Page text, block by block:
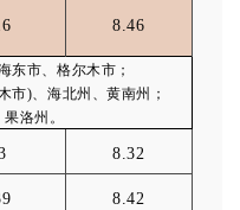
8.46
东市、格尔木市；
市)、海北州、黄南州；
洛州。
8.32
8.42